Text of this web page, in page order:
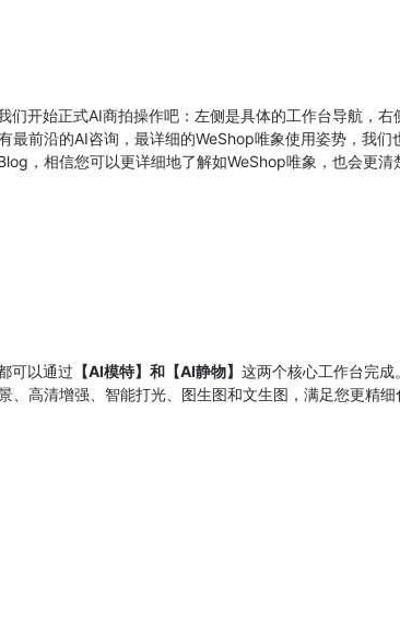
开始正式AI商拍操作吧：左侧是具体的工作台导航，右
最前沿的AI咨询，最详细的WeShop唯象使用姿势，我们
，相信您可以更详细地了解如WeShop唯象，也会更清
可以通过 【AI模特】和【AI静物】 这两个核心工作台完成
、高清增强、智能打光、图生图和文生图，满足您更精